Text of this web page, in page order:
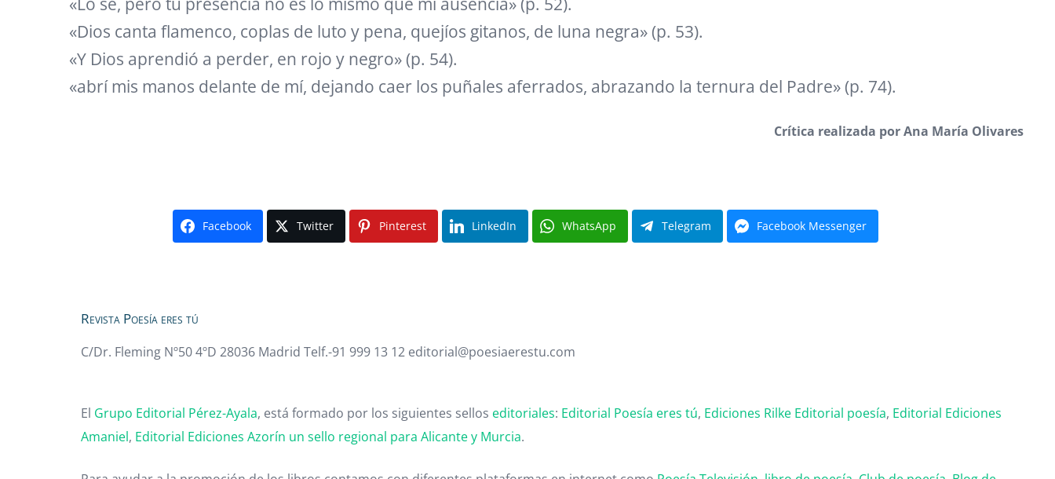
«Dios canta flamenco, coplas de luto y pena, quejíos gitanos, de luna negra» (p. 53).
«Y Dios aprendió a perder, en rojo y negro» (p. 54).
«abrí mis manos delante de mí, dejando caer los puñales aferrados, abrazando la ternura del Padre» (p. 74).
Crítica realizada por Ana María Olivares
Facebook Twitter Pinterest LinkedIn WhatsApp Telegram Facebook Messenger
Revista Poesía eres tú
C/Dr. Fleming Nº50 4ºD 28036 Madrid Telf.-91 999 13 12 editorial@poesiaerestu.com
El Grupo Editorial Pérez-Ayala, está formado por los siguientes sellos editoriales: Editorial Poesía eres tú, Ediciones Rilke Editorial poesía, Editorial Ediciones
Amaniel, Editorial Ediciones Azorín un sello regional para Alicante y Murcia.